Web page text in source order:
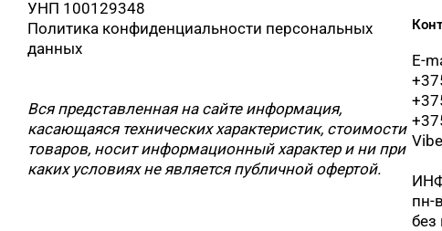
УНП 100129348
Политика конфиденциальности персональных
данных
Вся представленная на сайте информация,
касающаяся технических характеристик, стоимости
товаров, носит информационный характер и ни при
каких условиях не является публичной офертой.
E-
пн-
без